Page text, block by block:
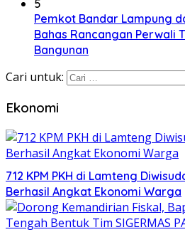
5
Pemkot Bandar Lampung
Bahas Rancangan Perwali
Bangunan
Cari untuk:
Ekonomi
712 KPM PKH di Lamteng
Berhasil Angkat Ekonomi Warga